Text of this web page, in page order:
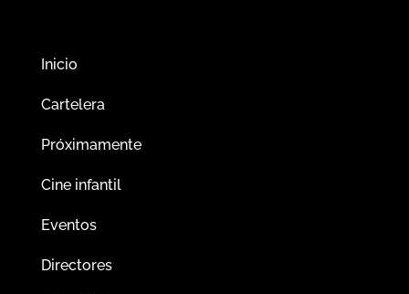
Inicio
Cartelera
Próximamente
Cine infantil
Eventos
Directores